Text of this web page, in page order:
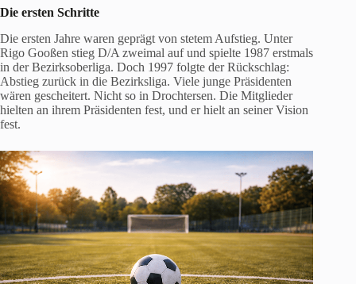
Die ersten Schritte
Die ersten Jahre waren geprägt von stetem Aufstieg. Unter
Rigo Gooßen stieg D/A zweimal auf und spielte 1987 erstmals
in der Bezirksoberliga. Doch 1997 folgte der Rückschlag:
Abstieg zurück in die Bezirksliga. Viele junge Präsidenten
wären gescheitert. Nicht so in Drochtersen. Die Mitglieder
hielten an ihrem Präsidenten fest, und er hielt an seiner Vision
fest.